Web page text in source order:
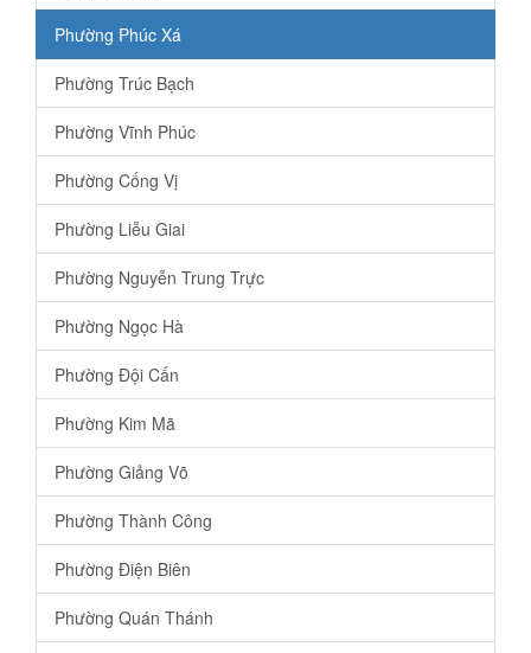
Phường Phúc Xá
Phường Trúc Bạch
Phường Vĩnh Phúc
Phường Cống Vị
Phường Liễu Giai
Phường Nguyễn Trung Trực
Phường Ngọc Hà
Phường Đội Cấn
Phường Kim Mã
Phường Giảng Võ
Phường Thành Công
Phường Điện Biên
Phường Quán Thánh